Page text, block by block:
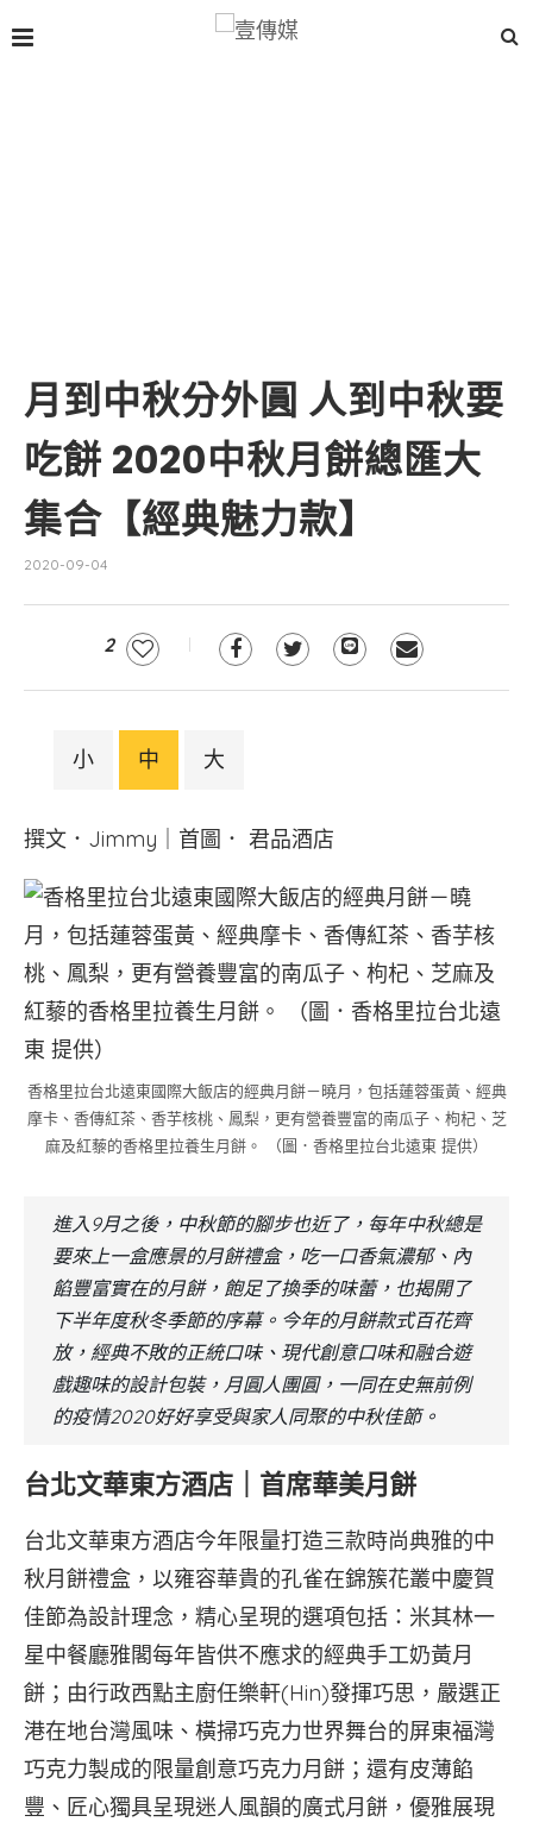
月到中秋分外圓 人到中秋要
吃餅 2020中秋月餅總匯大
集合【經典魅力款】
2020-09-04
2
小 中 大
撰文．Jimmy｜首圖． 君品酒店
香格里拉台北遠東國際大飯店的經典月餅－曉月，包括蓮蓉蛋黃、經典
摩卡、香傳紅茶、香芋核桃、鳳梨，更有營養豐富的南瓜子、枸杞、芝
麻及紅藜的香格里拉養生月餅。 （圖．香格里拉台北遠東 提供）
進入9月之後，中秋節的腳步也近了，每年中秋總是
要來上一盒應景的月餅禮盒，吃一口香氣濃郁、內
餡豐富實在的月餅，飽足了換季的味蕾，也揭開了
下半年度秋冬季節的序幕。今年的月餅款式百花齊
放，經典不敗的正統口味、現代創意口味和融合遊
戲趣味的設計包裝，月圓人團圓，一同在史無前例
的疫情2020好好享受與家人同聚的中秋佳節。
台北文華東方酒店｜首席華美月餅
台北文華東方酒店今年限量打造三款時尚典雅的中
秋月餅禮盒，以雍容華貴的孔雀在錦簇花叢中慶賀
佳節為設計理念，精心呈現的選項包括：米其林一
星中餐廳雅閣每年皆供不應求的經典手工奶黃月
餅；由行政西點主廚任樂軒(Hin)發揮巧思，嚴選正
港在地台灣風味、橫掃巧克力世界舞台的屏東福灣
巧克力製成的限量創意巧克力月餅；還有皮薄餡
豐、匠心獨具呈現迷人風韻的廣式月餅，優雅展現